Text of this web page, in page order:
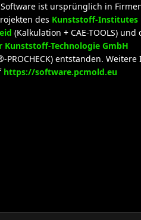
Software ist ursprünglich in
des Kunststoff-Institutes
(Kalkulation + CAE-TOOLS) und
Kunststoff-Technologie GmbH
PROCHECK) entstanden. Weitere
https://software.pcmold.eu